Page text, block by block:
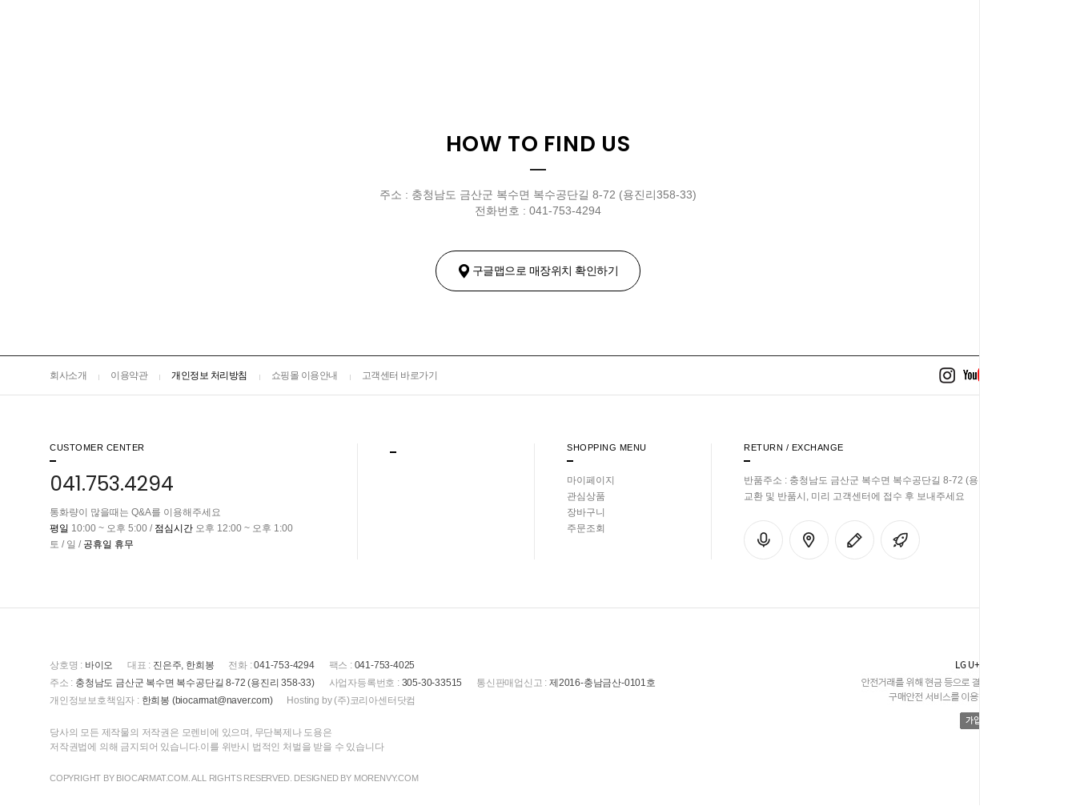
HOW TO FIND US
주소 : 충청남도 금산군 복수면 복수공단길 8-72 (용진리358-33)
전화번호 : 041-753-4294
구글맵으로 매장위치 확인하기
회사소개 이용약관 개인정보 처리방침 쇼핑몰 이용안내 고객센터 바로가기
CUSTOMER CENTER
041.753.4294
통화량이 많을때는 Q&A를 이용해주세요
평일 10:00 ~ 오후 5:00 / 점심시간 오후 12:00 ~ 오후 1:00
토 / 일 / 공휴일 휴무
SHOPPING MENU
마이페이지
관심상품
장바구니
주문조회
RETURN / EXCHANGE
반품주소 : 충청남도 금산군 복수면 복수공단길 8-72 (용진리 358-33)
교환 및 반품시, 미리 고객센터에 접수 후 보내주세요
상호명 : 바이오 대표 : 진은주, 한희봉 전화 :041-753-4294 팩스 : 041-753-4025
주소 : 충청남도 금산군 복수면 복수공단길 8-72 (용진리 358-33) 사업자등록번호 : 305-30-33515 통신판매업신고 :제2016-충남금산-0101호
개인정보보호책임자 :한희봉 (biocarmat@naver.com) Hosting by (주)코리아센터닷컴
당사의 모든 제작물의 저작권은 모렌비에 있으며, 무단복제나 도용은
저작권법에 의해 금지되어 있습니다.이를 위반시 법적인 처벌을 받을 수 있습니다
COPYRIGHT BY BIOCARMAT.COM. ALL RIGHTS RESERVED. DESIGNED BY MORENVY.COM